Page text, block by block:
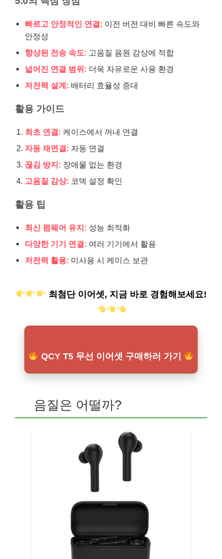
빠르고 안정적인 연결: 이전 버전 대비 빠른 속도와
안정성
향상된 전송 속도: 고음질 음원 감상에 적합
넓어진 연결 범위: 더욱 자유로운 사용 환경
저전력 설계: 배터리 효율성 증대
활용 가이드
최초 연결: 케이스에서 꺼내 연결
자동 재연결: 자동 연결
끊김 방지: 장애물 없는 환경
고음질 감상: 코덱 설정 확인
활용 팁
최신 펌웨어 유지: 성능 최적화
다양한 기기 연결: 여러 기기에서 활용
저전력 활용: 미사용 시 케이스 보관
최첨단 이어셋, 지금 바로 경험해보세요!
QCY T5 무선 이어셋 구매하러 가기
음질은 어떨까?